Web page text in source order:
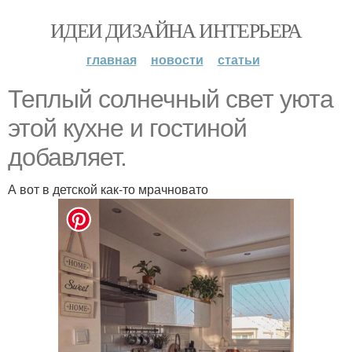
ИДЕИ ДИЗАЙНА ИНТЕРЬЕРА
главная новости статьи
Теплый солнечный свет уюта
этой кухне и гостиной
добавляет.
А вот в детской как-то мрачновато